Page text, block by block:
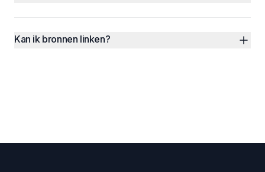
Kan ik bronnen linken?